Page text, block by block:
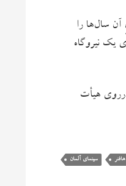
سال‌ها را
یک نیروگاه
هیأت
هافنر سینمای آلمان